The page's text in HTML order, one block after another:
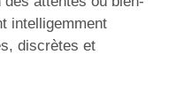
intelligemment
discrètes et